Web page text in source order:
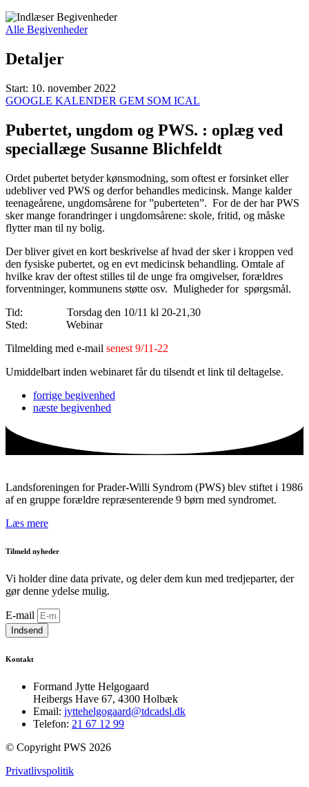
Alle Begivenheder
Detaljer
Start: 10. november 2022
GOOGLE KALENDER GEM SOM ICAL
Pubertet, ungdom og PWS. : oplæg ved
speciallæge Susanne Blichfeldt
Ordet pubertet betyder kønsmodning, som oftest er forsinket eller
udebliver ved PWS og derfor behandles medicinsk. Mange kalder
teenageårene, ungdomsårene for ”puberteten”. For de der har PWS
sker mange forandringer i ungdomsårene: skole, fritid, og måske
flytter man til ny bolig.
Der bliver givet en kort beskrivelse af hvad der sker i kroppen ved
den fysiske pubertet, og en evt medicinsk behandling. Omtale af
hvilke krav der oftest stilles til de unge fra omgivelser, forældres
forventninger, kommunens støtte osv. Muligheder for spørgsmål.
Tid: Torsdag den 10/11 kl 20-21,30
Sted: Webinar
Tilmelding med e-mail senest 9/11-22
Umiddelbart inden webinaret får du tilsendt et link til deltagelse.
forrige begivenhed
næste begivenhed
Landsforeningen for Prader-Willi Syndrom (PWS) blev stiftet i 1986
af en gruppe forældre repræsenterende 9 børn med syndromet.
Læs mere
Tilmeld nyheder
Vi holder dine data private, og deler dem kun med tredjeparter, der
gør denne ydelse mulig.
E-mail
Indsend
Kontakt
Formand Jytte Helgogaard
Heibergs Have 67, 4300 Holbæk
Email: jyttehelgogaard@tdcadsl.dk
Telefon: 21 67 12 99
© Copyright PWS 2026
Privatlivspolitik